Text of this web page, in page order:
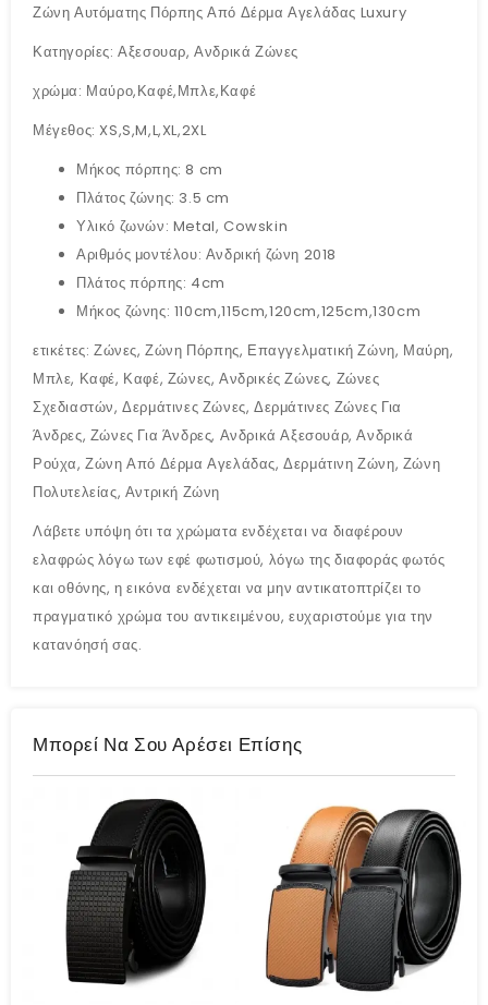
Ζώνη Αυτόματης Πόρπης Από Δέρμα Αγελάδας Luxury
Κατηγορίες: Αξεσουαρ, Ανδρικά Ζώνες
χρώμα: Μαύρο,Καφέ,Μπλε,Καφέ
Μέγεθος: XS,S,M,L,XL,2XL
Μήκος πόρπης: 8 cm
Πλάτος ζώνης: 3.5 cm
Υλικό ζωνών: Metal, Cowskin
Αριθμός μοντέλου: Ανδρική ζώνη 2018
Πλάτος πόρπης: 4cm
Μήκος ζώνης: 110cm,115cm,120cm,125cm,130cm
ετικέτες: Ζώνες, Ζώνη Πόρπης, Επαγγελματική Ζώνη, Μαύρη,
Μπλε, Καφέ, Καφέ, Ζώνες, Ανδρικές Ζώνες, Ζώνες
Σχεδιαστών, Δερμάτινες Ζώνες, Δερμάτινες Ζώνες Για
Άνδρες, Ζώνες Για Άνδρες, Ανδρικά Αξεσουάρ, Ανδρικά
Ρούχα, Ζώνη Από Δέρμα Αγελάδας, Δερμάτινη Ζώνη, Ζώνη
Πολυτελείας, Αντρική Ζώνη
Λάβετε υπόψη ότι τα χρώματα ενδέχεται να διαφέρουν
ελαφρώς λόγω των εφέ φωτισμού, λόγω της διαφοράς φωτός
και οθόνης, η εικόνα ενδέχεται να μην αντικατοπτρίζει το
πραγματικό χρώμα του αντικειμένου, ευχαριστούμε για την
κατανόησή σας.
Μπορεί Να Σου Αρέσει Επίσης